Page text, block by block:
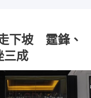
下坡 霆鋒、
三成